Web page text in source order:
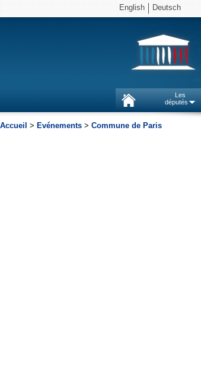
English Deutsch
Les
députés
Accueil > Evénements > Commune de Paris